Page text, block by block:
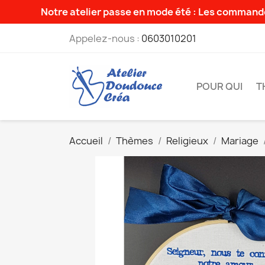
Notre atelier passe en mode été : Les
Appelez-nous : 0603010201
POUR QUI
Accueil Thèmes Religieux Mariage